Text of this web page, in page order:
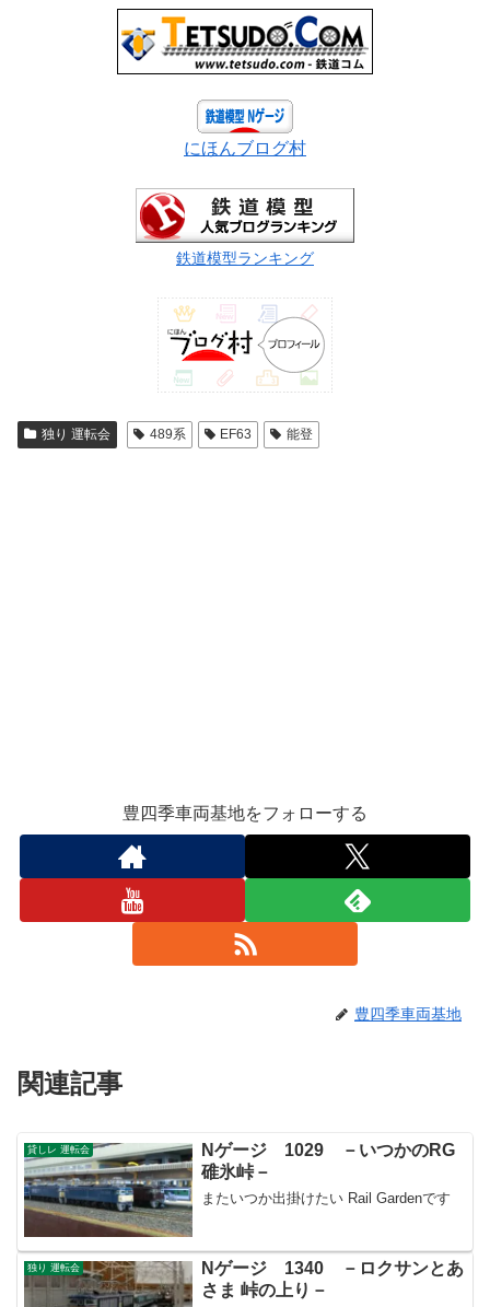
にほんブログ村
鉄道模型ランキング
独り 運転会 489系 EF63 能登
豊四季車両基地をフォローする
豊四季車両基地
関連記事
貸しレ 運転会
Nゲージ 1029 －いつかのRG
碓氷峠－
またいつか出掛けたい Rail Gardenです
独り 運転会
Nゲージ 1340 －ロクサンとあ
さま 峠の上り－